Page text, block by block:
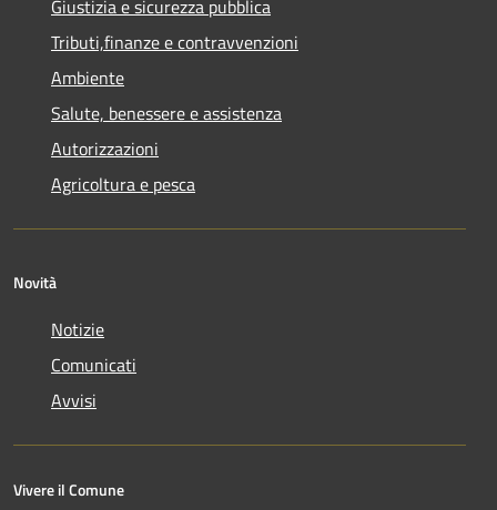
Giustizia e sicurezza pubblica
Tributi,finanze e contravvenzioni
Ambiente
Salute, benessere e assistenza
Autorizzazioni
Agricoltura e pesca
Novità
Notizie
Comunicati
Avvisi
Vivere il Comune